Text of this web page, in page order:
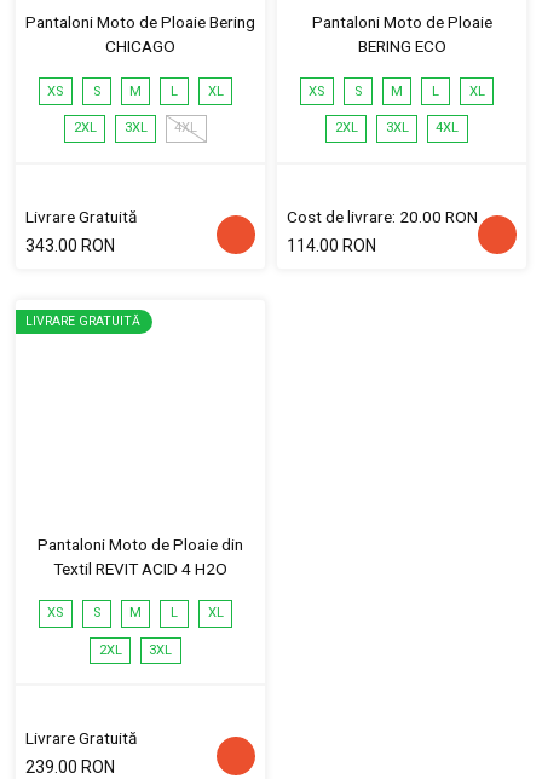
Pantaloni Moto de Ploaie Bering
CHICAGO
XS S M L XL
2XL 3XL 4XL
Livrare Gratuită
343.00 RON
Pantaloni Moto de Ploaie
BERING ECO
XS S M L XL
2XL 3XL 4XL
Cost de livrare: 20.00 RON
114.00 RON
LIVRARE GRATUITĂ
Pantaloni Moto de Ploaie din
Textil REVIT ACID 4 H2O
XS S M L XL
2XL 3XL
Livrare Gratuită
239.00 RON